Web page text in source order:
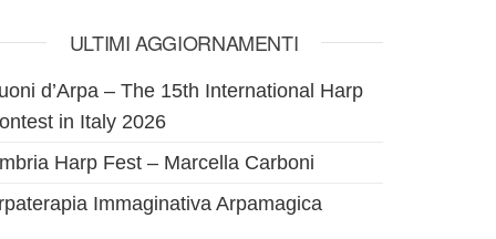
ULTIMI AGGIORNAMENTI
d’Arpa – The 15th International Harp
in Italy 2026
Harp Fest – Marcella Carboni
Immaginativa Arpamagica